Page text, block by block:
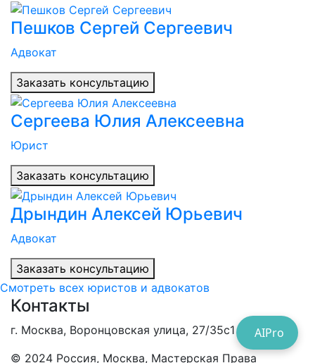
Пешков Сергей Сергеевич
Адвокат
Заказать консультацию
Сергеева Юлия Алексеевна
Юрист
Заказать консультацию
Дрындин Алексей Юрьевич
Адвокат
Заказать консультацию
Смотреть всех юристов и адвокатов
Контакты
г. Москва, Воронцовская улица, 27/35с1
© 2024 Россия, Москва, Мастерская Права
AIPro